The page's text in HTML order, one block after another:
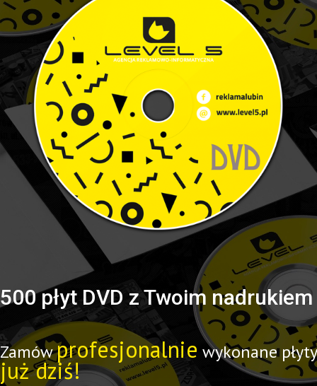
500 płyt DVD z Twoim nadrukiem
Zamówprofesjonalnie wykonane płyty
już dziś!